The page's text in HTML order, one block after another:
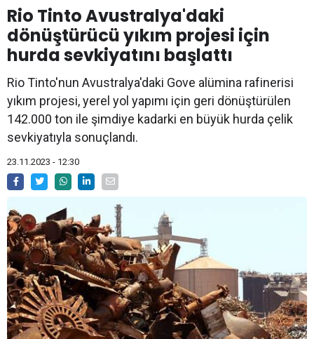
Rio Tinto Avustralya'daki
dönüştürücü yıkım projesi için
hurda sevkiyatını başlattı
Rio Tinto'nun Avustralya'daki Gove alümina rafinerisi
yıkım projesi, yerel yol yapımı için geri dönüştürülen
142.000 ton ile şimdiye kadarki en büyük hurda çelik
sevkiyatıyla sonuçlandı.
23.11.2023 - 12:30